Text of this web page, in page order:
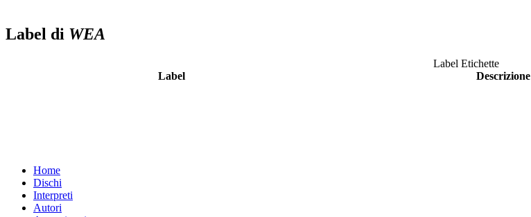
Label di WEA
Label Etichette
Label
Descrizione
Home
Dischi
Interpreti
Autori